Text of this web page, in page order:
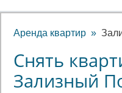
Аренда квартир
Снять
Зализный